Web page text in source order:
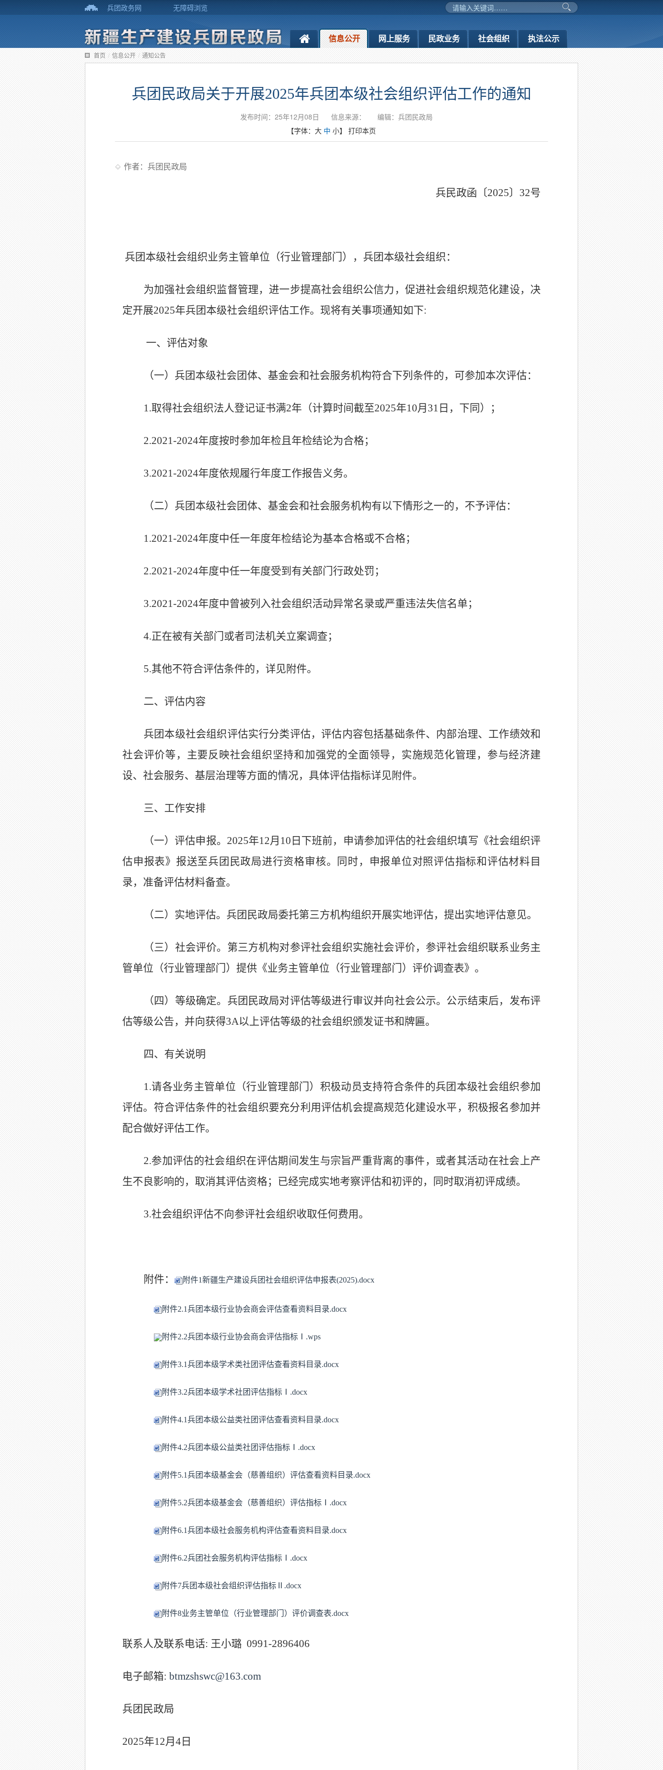
兵团政务网 无障碍浏览
信息公开 网上服务 民政业务 社会组织 执法公示
首页 / 信息公开 / 通知公告
兵团民政局关于开展2025年兵团本级社会组织评估工作的通知
发布时间：25年12月08日 信息来源：
编辑：兵团民政局
【字体： 大 中 小】 打印本页
作者：兵团民政局
兵民政函〔2025〕 32号
兵团本级社会组织业务主管单位 （行业管理部门），兵团本级社会组织 ：
为加强社会组织监督管理，进一步提高社会组织公信力，促进社会组织规范化建设，决
定开展2025年兵团本级社会组织评估工作。现将有关事项通知如下:
一、评估对象
（一） 兵团本级社会团体、基金会和社会服务机构符合下列条件的，可参加本次评估：
1.取得社会组织法人登记证书满2年 （计算时间截至2025年10月 31 日， 下同）；
2.2021-2024年度按时参加年检且年检结论为合格；
3.2021-2024年度依规履行年度工作报告义务。
（二）兵团本级社会团体、基金会和社会服务机构有以下情形之一的，不予评估：
1.2021-2024年度中任一年度年检结论为基本合格或不合格；
2.2021-2024年度中任一年度受到有关部门行政处罚 ；
3.2021-2024年度中曾被列入社会组织活动异常名录或严重违法失信名单；
4.正在被有关部门或者司法机关立案调查；
5.其他不符合评估条件的，详见附件。
二、评估内容
兵团本级社会组织评估实行分类评估，评估内容包括基础条件、内部治理、工作绩效和
社会评价等，主要反映社会组织坚持和加强党的全面领导，实施规范化管理，参与经济建
设、社会服务、基层治理等方面的情况，具体评估指标详见附件。
三、工作安排
（一）评估申报。 2025年12月 10 日 下班前，申请参加评估的社会组织填写《社会组织评
估申报表》报送至兵团民政局进行资格审核。
同时，申报单位对照评估指标和评估材料目
录，准备评估材料备查。
（二）实地评估。 兵团民政局委托第三方机构组织开展实地评估，提出实地评估意见。
（三）社会评价。 第三方机构对参评社会组织实施社会评价， 参评社会组织联系业务主
管单位（行业管理部门） 提供《业务主管单位 （行业管理部门） 评价调查表》。
（四）等级确定。 兵团民政局对评估等级进行审议并向社会公示。公示结束后，发布评
估等级公告，并向获得3A以上评估等级的社会组织颁发证书和牌匾。
四、有关说明
1.请各业务主管单位 （行业管理部门） 积极动员支持符合条件的兵团本级社会组织参加
评估。符合评估条件的社会组织要充分利用 评估机会提高规范化建设水平 ， 积极报名参加并
配合做好评估工作。
2.参加评估的社会组织在评估期间发生与宗旨严重背离的事件，或者其活动在社会上产
生不良影响的，取消其评估资格；已经完成实地考察评估和初评的，同时取消初评成绩。
3.社会组织评估不向参评社会组织收取任何费用。
附件： 附件1新疆生产建设兵团社会组织评估申报表(2025).docx
附件2.1兵团本级行业协会商会评估查看资料目录.docx
附件2.2兵团本级行业协会商会评估指标Ⅰ.wps
附件3.1兵团本级学术类社团评估查看资料目录.docx
附件3.2兵团本级学术社团评估指标Ⅰ.docx
附件4.1兵团本级公益类社团评估查看资料目录.docx
附件4.2兵团本级公益类社团评估指标Ⅰ.docx
附件5.1兵团本级基金会（慈善组织）评估查看资料目录.docx
附件5.2兵团本级基金会（慈善组织）评估指标Ⅰ.docx
附件6.1兵团本级社会服务机构评估查看资料目录.docx
附件6.2兵团社会服务机构评估指标Ⅰ.docx
附件7兵团本级社会组织评估指标Ⅱ.docx
附件8业务主管单位（行业管理部门）评价调查表.docx
联系人及联系电话: 王小璐 0991-2896406
电子邮箱: btmzshswc@163.com
兵团民政局
2025年12月 4 日